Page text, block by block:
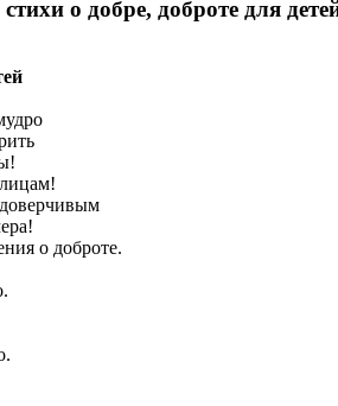
о добре, доброте для
о доброте.